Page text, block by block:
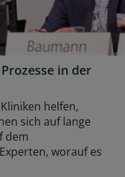
in der
helfen,
sich auf lange
dem
worauf es